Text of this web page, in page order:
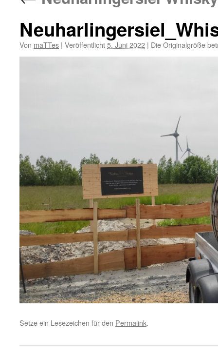
Von maTTes | Veröffentlicht5. Juni 2022 | Die Originalgröße
Setze ein Lesezeichen für den Permalink.